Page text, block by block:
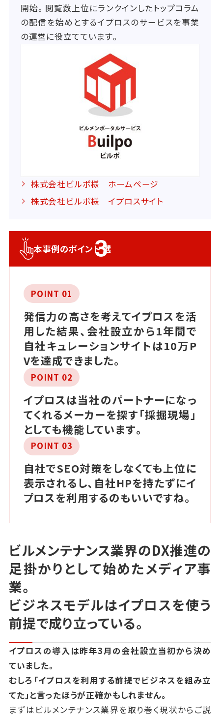
開始。閲覧数上位にランクインしたトップコラム
の配信を始めとするイプロスのサービスを事業
の運営に役立てています。
株式会社ビルポ様 ホームページ
株式会社ビルポ様 イプロスサイト
本事例のポイント3
選
POINT 01
発信力の高さを考えてイプロスを活
用した結果、会社設立から1年間で
自社キュレーションサイトは10万P
Vを達成できました。
POINT 02
イプロスは当社のパートナーになっ
てくれるメーカーを探す「採掘現場」
としても機能しています。
POINT 03
自社でSEO対策をしなくても上位に
表示されるし、自社HPを持たずにイ
プロスを利用するのもいいですね。
ビルメンテナンス業界のDX推進の
足掛かりとして始めたメディア事
業。
ビジネスモデルはイプロスを使う
前提で成り立っている。
イプロスの導入は昨年3月の会社設立当初から決め
ていました。
むしろ「イプロスを利用する前提でビジネスを組み立
てた」と言ったほうが正確かもしれません。
まずはビルメンテナンス業界を取り巻く現状からご説